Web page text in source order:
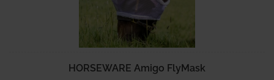
HORSEWARE Amigo FlyMask